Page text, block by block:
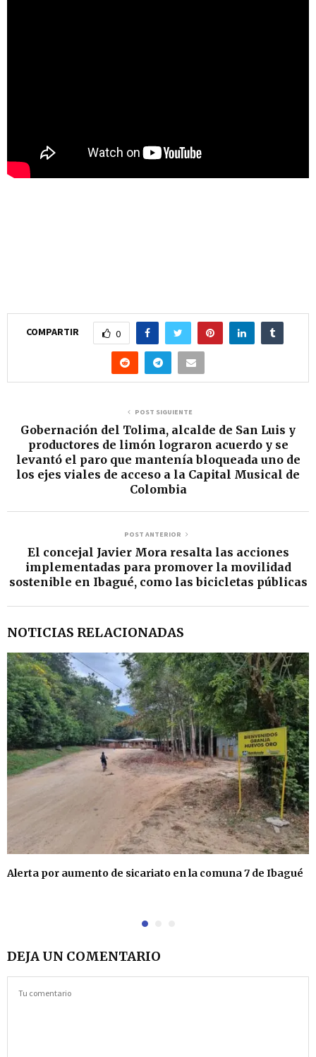
COMPARTIR 0
POST SIGUIENTE
Gobernación del Tolima, alcalde de San Luis y
productores de limón lograron acuerdo y se
levantó el paro que mantenía bloqueada uno de
los ejes viales de acceso a la Capital Musical de
Colombia
POST ANTERIOR
El concejal Javier Mora resalta las acciones
implementadas para promover la movilidad
sostenible en Ibagué, como las bicicletas públicas
NOTICIAS RELACIONADAS
Alerta por aumento de sicariato en la comuna 7 de Ibagué
DEJA UN COMENTARIO